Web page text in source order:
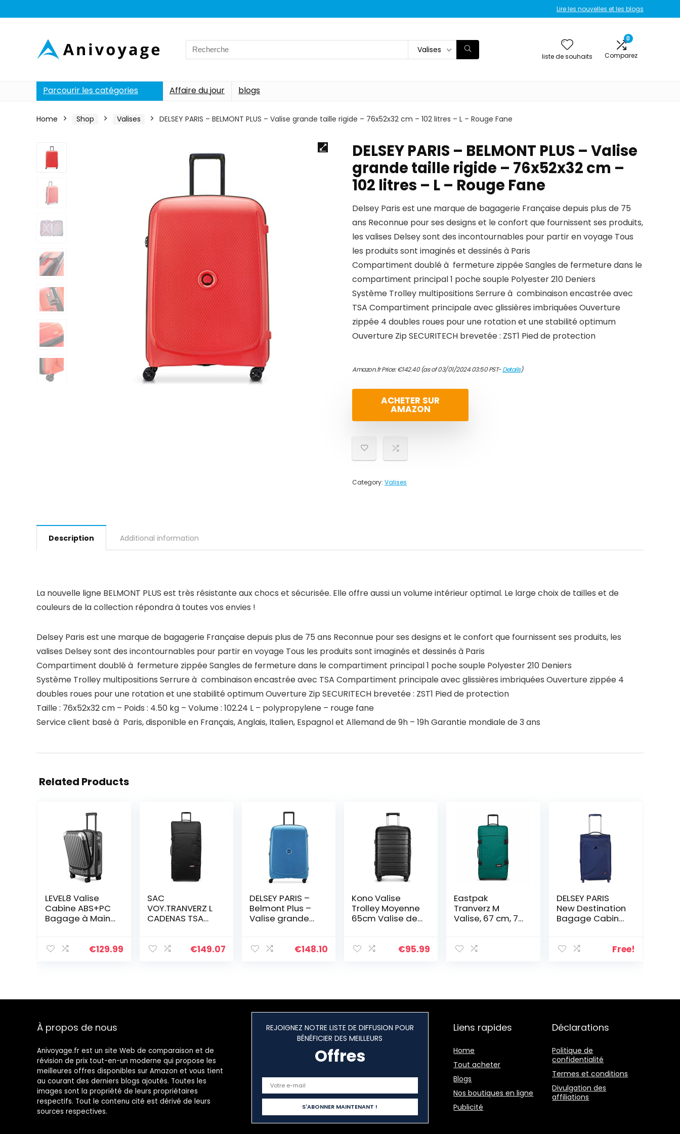
Lire les nouvelles et les blogs
Search
for:
Valises
liste de souhaits
0
Comparez
Parcourir les catégories Affaire du jour blogs
Home Shop Valises DELSEY PARIS – BELMONT PLUS – Valise grande taille rigide – 76x52x32 cm – 102 litres – L – Rouge Fane
DELSEY PARIS – BELMONT PLUS – Valise
grande taille rigide – 76x52x32 cm –
102 litres – L – Rouge Fane
Delsey Paris est une marque de bagagerie Française depuis plus de 75
ans Reconnue pour ses designs et le confort que fournissent ses produits,
les valises Delsey sont des incontournables pour partir en voyage Tous
les produits sont imaginés et dessinés à Paris
Compartiment doublé à fermeture zippée Sangles de fermeture dans le
compartiment principal 1 poche souple Polyester 210 Deniers
Système Trolley multipositions Serrure à combinaison encastrée avec
TSA Compartiment principale avec glissières imbriquées Ouverture
zippée 4 doubles roues pour une rotation et une stabilité optimum
Ouverture Zip SECURITECH brevetée : ZST1 Pied de protection
Amazon.fr Price:€142.40(as of 03/01/2024 03:50 PST-Details)
ACHETER SUR
AMAZON
Category: Valises
Description Additional information
La nouvelle ligne BELMONT PLUS est très résistante aux chocs et sécurisée. Elle offre aussi un volume intérieur optimal. Le large choix de tailles et de
couleurs de la collection répondra à toutes vos envies !
Delsey Paris est une marque de bagagerie Française depuis plus de 75 ans Reconnue pour ses designs et le confort que fournissent ses produits, les
valises Delsey sont des incontournables pour partir en voyage Tous les produits sont imaginés et dessinés à Paris
Compartiment doublé à fermeture zippée Sangles de fermeture dans le compartiment principal 1 poche souple Polyester 210 Deniers
Système Trolley multipositions Serrure à combinaison encastrée avec TSA Compartiment principale avec glissières imbriquées Ouverture zippée 4
doubles roues pour une rotation et une stabilité optimum Ouverture Zip SECURITECH brevetée : ZST1 Pied de protection
Taille : 76x52x32 cm – Poids : 4.50 kg – Volume : 102.24 L – polypropylene – rouge fane
Service client basé à Paris, disponible en Français, Anglais, Italien, Espagnol et Allemand de 9h – 19h Garantie mondiale de 3 ans
Related Products
LEVEL8 Valise
Cabine ABS+PC
Bagage à Main
Cabine avec 4
55x37x24CM,
€129.99
SAC
VOY.TRANVERZ L
CADENAS TSA
€149.07
DELSEY PARIS –
Belmont Plus –
Valise grande
76x52x34 cm –
€148.10
Kono Valise
Trolley Moyenne
65cm Valise de
Polypropylène
(Noir)
€95.99
Eastpak
Tranverz M
Valise, 67 cm, 78
DELSEY PARIS
New Destination
Bagage Cabine,
Free!
À propos de nous
Anivoyage.fr est un site Web de comparaison et de
révision de prix tout-en-un moderne qui propose les
meilleures offres disponibles sur Amazon et vous tient
au courant des derniers blogs ajoutés. Toutes les
images sont la propriété de leurs propriétaires
respectifs. Tout le contenu cité est dérivé de leurs
sources respectives.
REJOIGNEZ NOTRE LISTE DE DIFFUSION POUR
BÉNÉFICIER DES MEILLEURS
Offres
Liens rapides
Home
Tout acheter
Blogs
Nos boutiques en ligne
Publicité
Déclarations
Politique de
confidentialité
Termes et conditions
Divulgation des
affiliations